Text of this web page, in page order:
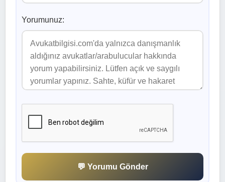
Yorumunuz:
💬 Yorumu Gönder